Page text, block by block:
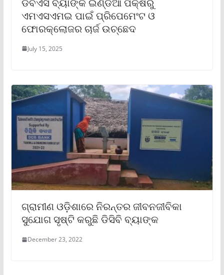
ଏମଏସଏମଇ ପାଇଁ ପ୍ରିପେମେଂଟ ଓ
ଫୋରକ୍ଲୋଜର ଚାର୍ଜ ଉଚ୍ଛେଦ
July 15, 2025
ଗ୍ରାମୀଣ ଓଡ଼ିଶାରେ ନିରନ୍ତର ଜୀବନଜୀବିକା
ସୁଯୋଗ ସୃଷ୍ଟି କରୁଛି ଡିସିବି ବ୍ୟାଙ୍କ
December 23, 2022